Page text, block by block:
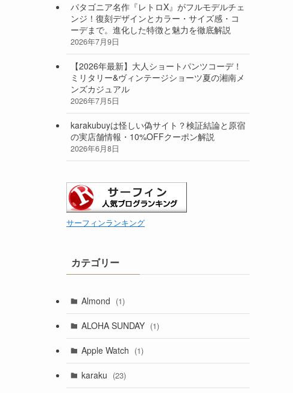
パタゴニア名作『レトロX』がフルモデルチェ
ンジ！復刻デザインとカラー・サイズ感・コ
ーデまで。進化した特徴と魅力を徹底解説
2026年7月9日
【2026年最新】大人ショートパンツコーデ！
ミリタリー&ヴィンテージショーツ夏の湘南メ
ンズカジュアル
2026年7月5日
karakubuyは怪しい偽サイト？検証結論と原宿
の実店舗情報・10%OFFクーポン解説
2026年6月8日
サーフィンランキング
カテゴリー
Almond (1)
ALOHA SUNDAY (1)
Apple Watch (1)
karaku (23)